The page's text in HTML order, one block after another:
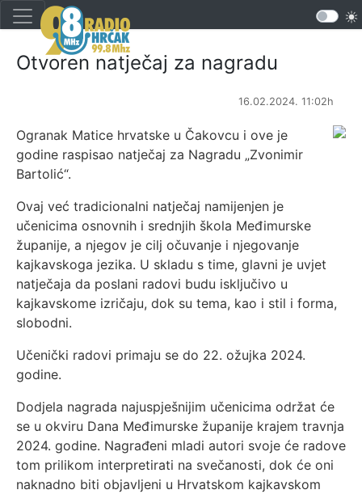
Otvoren natječaj za nagradu
16.02.2024. 11:02h
Ogranak Matice hrvatske u Čakovcu i ove je
godine raspisao natječaj za Nagradu „Zvonimir
Bartolić“.
Ovaj već tradicionalni natječaj namijenjen je
učenicima osnovnih i srednjih škola Međimurske
županije, a njegov je cilj očuvanje i njegovanje
kajkavskoga jezika. U skladu s time, glavni je uvjet
natječaja da poslani radovi budu isključivo u
kajkavskome izričaju, dok su tema, kao i stil i forma,
slobodni.
Učenički radovi primaju se do 22. ožujka 2024.
godine.
Dodjela nagrada najuspješnijim učenicima održat će
se u okviru Dana Međimurske županije krajem travnja
2024. godine. Nagrađeni mladi autori svoje će radove
tom prilikom interpretirati na svečanosti, dok će oni
naknadno biti objavljeni u Hrvatskom kajkavskom